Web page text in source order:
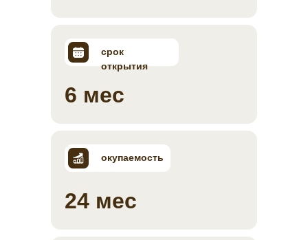
срок
открытия
6 мес
окупаемость
24 мес